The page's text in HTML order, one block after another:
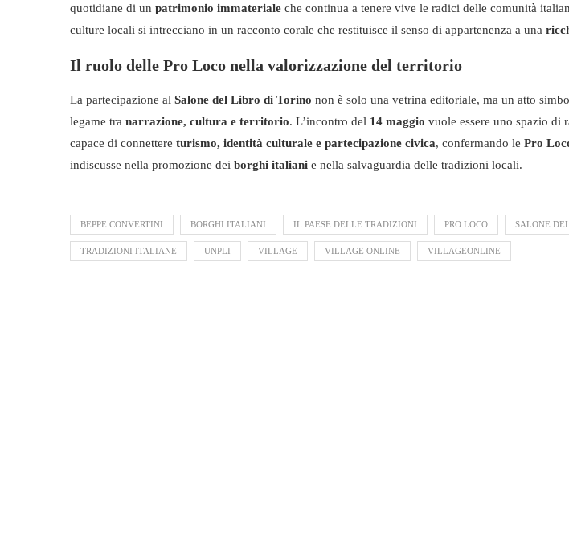
quotidiane di un patrimonio immateriale che continua a tenere vive le radici delle comunità
culture locali si intrecciano in un racconto corale che restituisce il senso di appartenenza a una
Il ruolo delle Pro Loco nella valorizzazione del territorio
La partecipazione al Salone del Libro di Torino non è solo una vetrina editoriale, ma un atto
legame tra narrazione, cultura e territorio. L’incontro del 14 maggio vuole essere uno spazio di
capace di connettere turismo, identità culturale e partecipazione civica, confermando le Pro
indiscusse nella promozione dei borghi italiani e nella salvaguardia delle tradizioni locali.
BEPPE CONVERTINI BORGHI ITALIANI IL PAESE DELLE TRADIZIONI PRO LOCO SALONE
TRADIZIONI ITALIANE UNPLI VILLAGE VILLAGE ONLINE VILLAGEONLINE